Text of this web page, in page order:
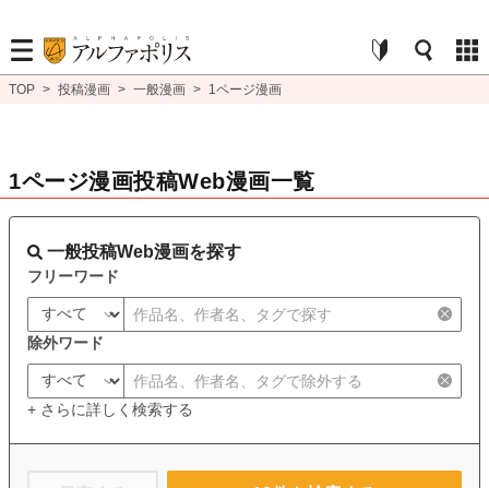
TOP > 投稿漫画 > 一般漫画 > 1ページ漫画
1ページ漫画投稿Web漫画一覧
一般投稿Web漫画を探す
フリーワード
除外ワード
+ さらに詳しく検索する